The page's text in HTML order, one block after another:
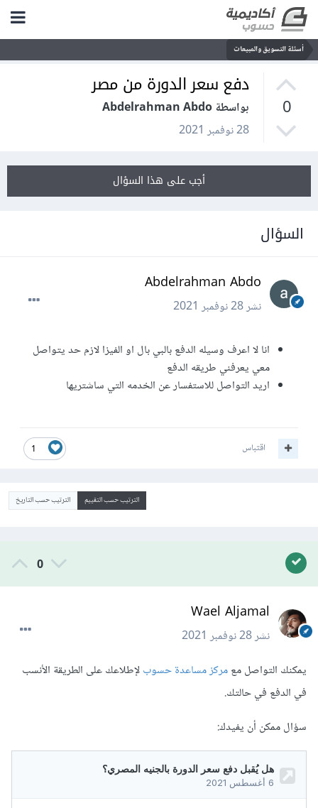
أسئلة التسويق والمبيعات
0
دفع سعر الدورة من مصر
بواسطة Abdelrahman Abdo
28 نوفمبر 2021
أجب على هذا السؤال
السؤال
Abdelrahman Abdo
نشر28 نوفمبر 2021
انا لا اعرف وسيله الدفع بالبي بال او الفيزا لازم حد يتواصل
معي يعرفني طريقه الدفع
اريد التواصل للاستفسار عن الخدمه التي ساشتريها
1 اقتباس
الترتيب حسب التقييم الترتيب حسب التاريخ
0
Wael Aljamal
نشر28 نوفمبر 2021
يمكنك التواصل معمركز مساعدة حسوبلإطلاعك على الطريقة الأنسب
في الدفع في حالتك.
سؤال ممكن أن يفيدك: